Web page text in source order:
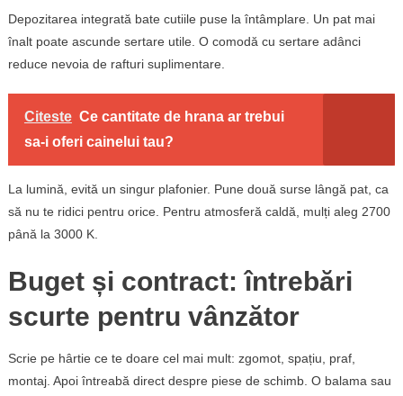
Depozitarea integrată bate cutiile puse la întâmplare. Un pat mai
înalt poate ascunde sertare utile. O comodă cu sertare adânci
reduce nevoia de rafturi suplimentare.
Citeste Ce cantitate de hrana ar trebui
sa-i oferi cainelui tau?
La lumină, evită un singur plafonier. Pune două surse lângă pat, ca
să nu te ridici pentru orice. Pentru atmosferă caldă, mulți aleg 2700
până la 3000 K.
Buget și contract: întrebări
scurte pentru vânzător
Scrie pe hârtie ce te doare cel mai mult: zgomot, spațiu, praf,
montaj. Apoi întreabă direct despre piese de schimb. O balama sau